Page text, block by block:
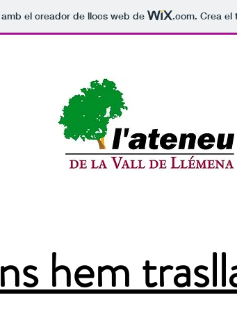
el creador de llocs web de .com. Crea el
hem